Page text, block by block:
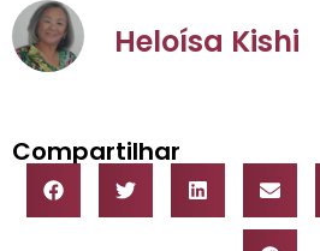
Heloísa Kishi
Compartilhar